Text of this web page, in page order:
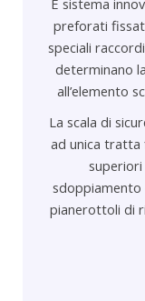
preforati
speciali
determinano
all’elemento
La scala di
ad unica tratta
pianerottoli di